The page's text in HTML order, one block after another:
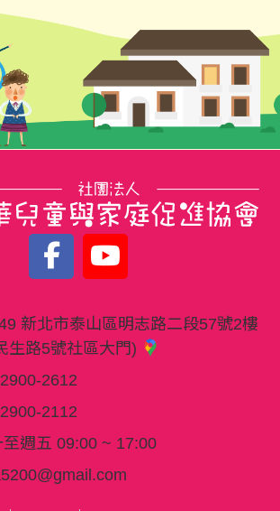
新北市泰山區明志路二段57號2樓
生路5號社區大門)
2612
2112
週五 09:00 ~ 17:00